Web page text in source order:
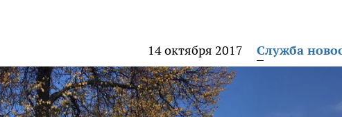
14 октября 2017 Служба